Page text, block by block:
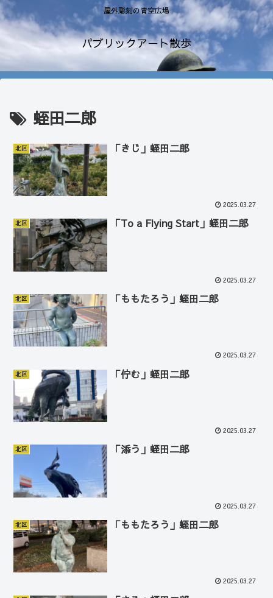
屋外彫刻の青空広場
パブリックアート散歩
蛭田二郎
北区 「きじ」蛭田二郎
2025.03.27
北区 「To a Flying Start」蛭田二郎
2025.03.27
北区 「ももたろう」蛭田二郎
2025.03.27
北区 「佇む」蛭田二郎
2025.03.27
北区 「添う」蛭田二郎
2025.03.27
北区 「ももたろう」蛭田二郎
2025.03.27